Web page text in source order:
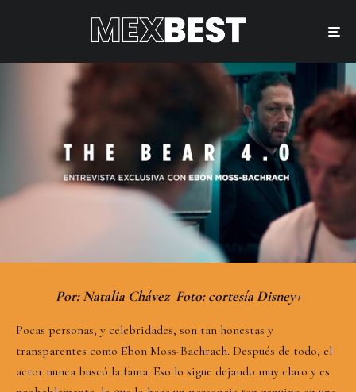
Por: Natalia Chávez Foto: cortesía Disney+
Pocas personas, y celebridades, son tan honestas y
transparentes como Ebon Moss-Bachrach. Después de todo, el
actor nunca buscó la fama. Eso lo sigue dejando muy claro y es